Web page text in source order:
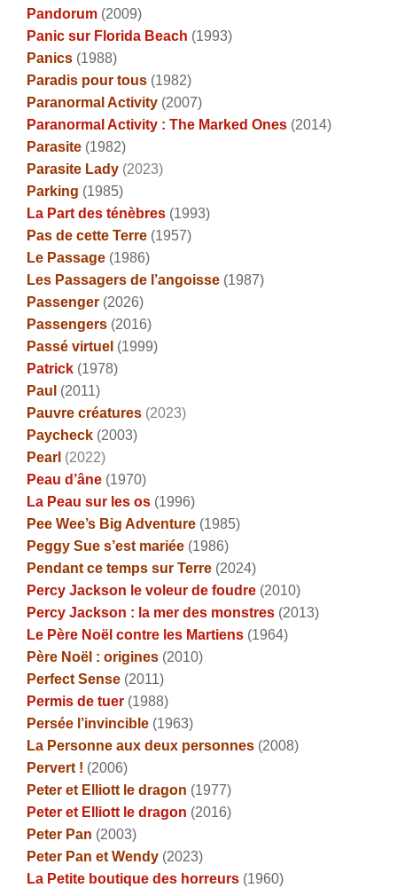
Pandorum (2009)
Panic sur Florida Beach (1993)
Panics (1988)
Paradis pour tous (1982)
Paranormal Activity (2007)
Paranormal Activity : The Marked Ones (2014)
Parasite (1982)
Parasite Lady (2023)
Parking (1985)
La Part des ténèbres (1993)
Pas de cette Terre (1957)
Le Passage (1986)
Les Passagers de l’angoisse (1987)
Passenger (2026)
Passengers (2016)
Passé virtuel (1999)
Patrick (1978)
Paul (2011)
Pauvre créatures (2023)
Paycheck (2003)
Pearl (2022)
Peau d’âne (1970)
La Peau sur les os (1996)
Pee Wee’s Big Adventure (1985)
Peggy Sue s’est mariée (1986)
Pendant ce temps sur Terre (2024)
Percy Jackson le voleur de foudre (2010)
Percy Jackson : la mer des monstres (2013)
Le Père Noël contre les Martiens (1964)
Père Noël : origines (2010)
Perfect Sense (2011)
Permis de tuer (1988)
Persée l’invincible (1963)
La Personne aux deux personnes (2008)
Pervert ! (2006)
Peter et Elliott le dragon (1977)
Peter et Elliott le dragon (2016)
Peter Pan (2003)
Peter Pan et Wendy (2023)
La Petite boutique des horreurs (1960)